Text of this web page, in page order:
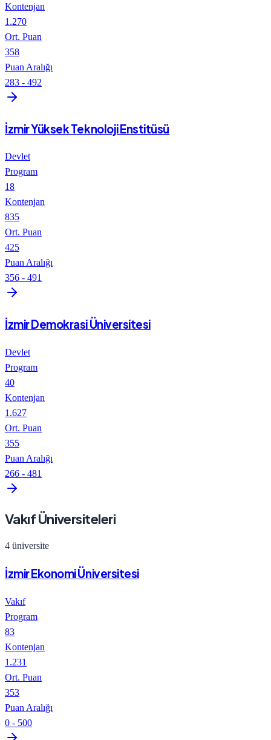
Kontenjan
1.270
Ort. Puan
358
Puan Aralığı
283 - 492
İzmir Yüksek Teknoloji Enstitüsü
Devlet
Program
18
Kontenjan
835
Ort. Puan
425
Puan Aralığı
356 - 491
İzmir Demokrasi Üniversitesi
Devlet
Program
40
Kontenjan
1.627
Ort. Puan
355
Puan Aralığı
266 - 481
Vakıf Üniversiteleri
4 üniversite
İzmir Ekonomi Üniversitesi
Vakıf
Program
83
Kontenjan
1.231
Ort. Puan
353
Puan Aralığı
0 - 500